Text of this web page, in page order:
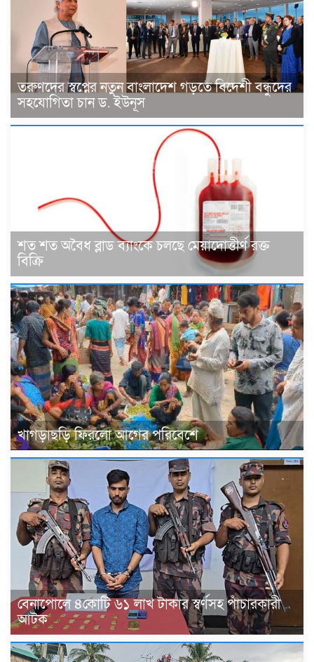
তরুণদের স্বপ্নের নতুন বাংলাদেশ গড়তে বিদেশী বন্ধুদের
সহযোগিতা চান ড. ইউনূস
শত শত অবৈধ ব্লাড ব্যাংকে চলছে মেয়াদোত্তীর্ণ রক্ত
বিক্রি
খাগড়াছড়ি ফিরলো আগের পরিবেশে
বেনাপোলে ৪কোটি ৬১ লাখ টাকার স্বর্ণসহ পাঁচারকারী
আটক